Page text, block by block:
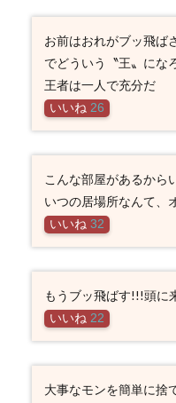
お前はおれがブッ飛ば
でどういう〝王〟にな
王者は一人で充分だ
いいね 26
こんな部屋があるから
いつの居場所なんて、
いいね 32
もうブッ飛ばす!!!頭に
いいね 22
大事なモンを簡単に捨